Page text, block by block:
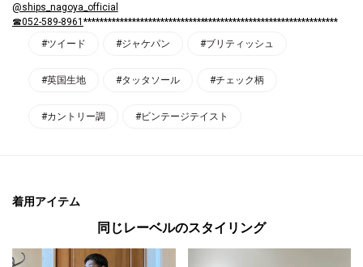
@ships_nagoya_official
☎052-589-8961 ***************************************************************
#ツイード
#ジャケパン #ブリティッシュ
#英国生地 #タッタソール #チェック柄
#カントリー調 #ビンテージテイスト
着用アイテム
同じレーベルのスタイリング